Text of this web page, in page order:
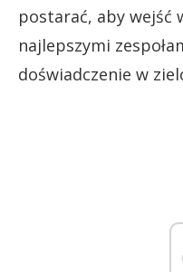
postarać, aby wejść
najlepszymi
doświadczenie w